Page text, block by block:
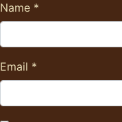
Name *
Email *